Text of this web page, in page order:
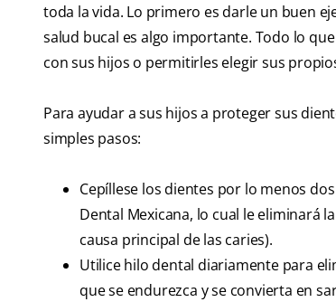
toda la vida. Lo primero es darle un buen
salud bucal es algo importante. Todo lo
con sus hijos o permitirles elegir sus
Para ayudar a sus hijos a proteger sus
simples pasos:
Cepíllese los dientes por lo menos
Dental Mexicana, lo cual le eliminará
causa principal de las caries).
Utilice hilo dental diariamente para
que se endurezca y se convierta en